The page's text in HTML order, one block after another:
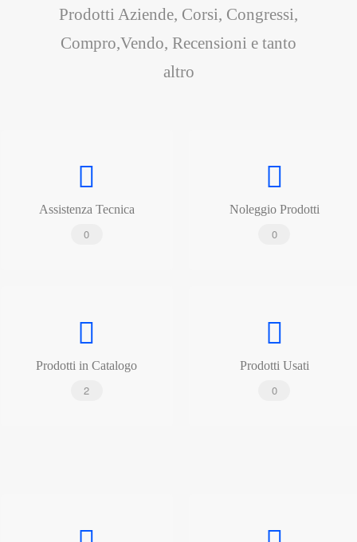
Prodotti Aziende, Corsi, Congressi,
Compro,Vendo, Recensioni e tanto
altro
Assistenza Tecnica
0
Noleggio Prodotti
0
Prodotti in Catalogo
2
Prodotti Usati
0